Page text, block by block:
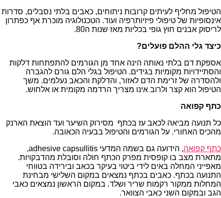
הטיפול מחליף לעיתים קרובות ניתוחים, כאבים בלתי נסבלים, סדרות
אינסופיות של טיפולי פיזיותרפיה ועוד. הטכנולוגיה מוכרת אף כפתרון
לריסוק אבנים חוץ גופי בכליות מאז שנות ה80.
כיצד גלי ההלם פועלים?
אספקת דם בלתי נאותה הינה אחד מן הגורמים להתפתחות דלקות
והסתיידויות מקומיות בגידים. הטיפול בגלי הלם גורם להגברה
ולהסדרה של זרימת הדם לאזור, והדלקת והכאב נעלמים. משך
הטיפול הוא קצר ולרוב אינו מצריך הרדמה מקומית או אלחוש.
כתף קפואה
כל תנועה מביאה לכאב עז בכתף מסירוק השיער ועד הוצאת הארנק
מהכיס האחורי. על הגורמים והטיפול בבעיה הכאובה.
כתף קפואה
, הידועה גם בשמה המדעי adhesive capsullitis,
מתארת מצב בו קופסית מפרק הכתף חולה וסובלת מהדבקויות.
מאפייני המחלה באים לידי ביטוי בעיקר בכאב ובירידה בטווחי
התנועה בכתף. כאבים בכתף נמצאים במקום השלישי מבחינת
המחלות ממקור רקמות שריר ושלד. במקום הראשון נמצאים כאבי
הגב ובמקום השני כאבי הצוואר.